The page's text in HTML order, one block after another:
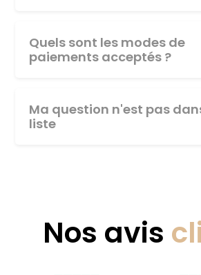
Quels sont les modes de
paiements acceptés ?
Ma question n'est pas
liste
Nos avis